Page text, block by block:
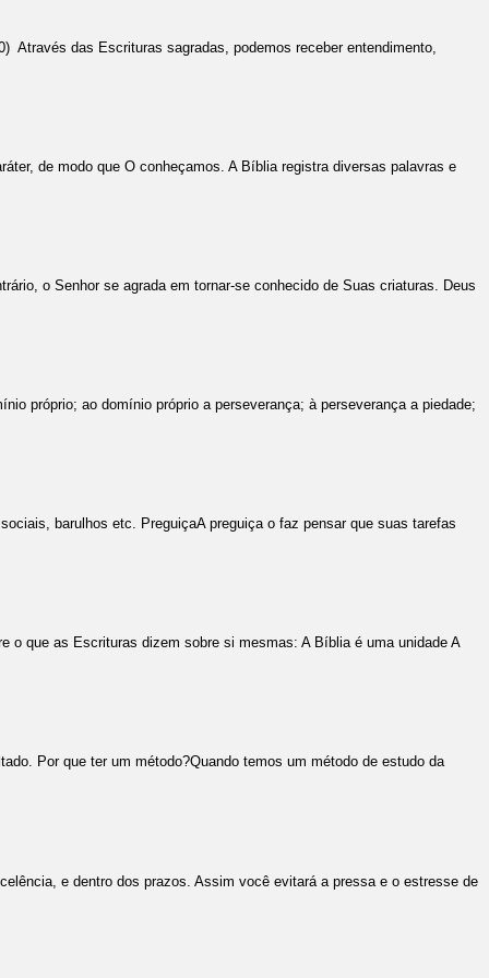
Através das Escrituras sagradas, podemos receber entendimento,
de modo que O conheçamos. A Bíblia registra diversas palavras e
o Senhor se agrada em tornar-se conhecido de Suas criaturas. Deus
próprio; ao domínio próprio a perseverança; à perseverança a piedade;
barulhos etc. PreguiçaA preguiça o faz pensar que suas tarefas
o que as Escrituras dizem sobre si mesmas: A Bíblia é uma unidade A
Por que ter um método?Quando temos um método de estudo da
e dentro dos prazos. Assim você evitará a pressa e o estresse de